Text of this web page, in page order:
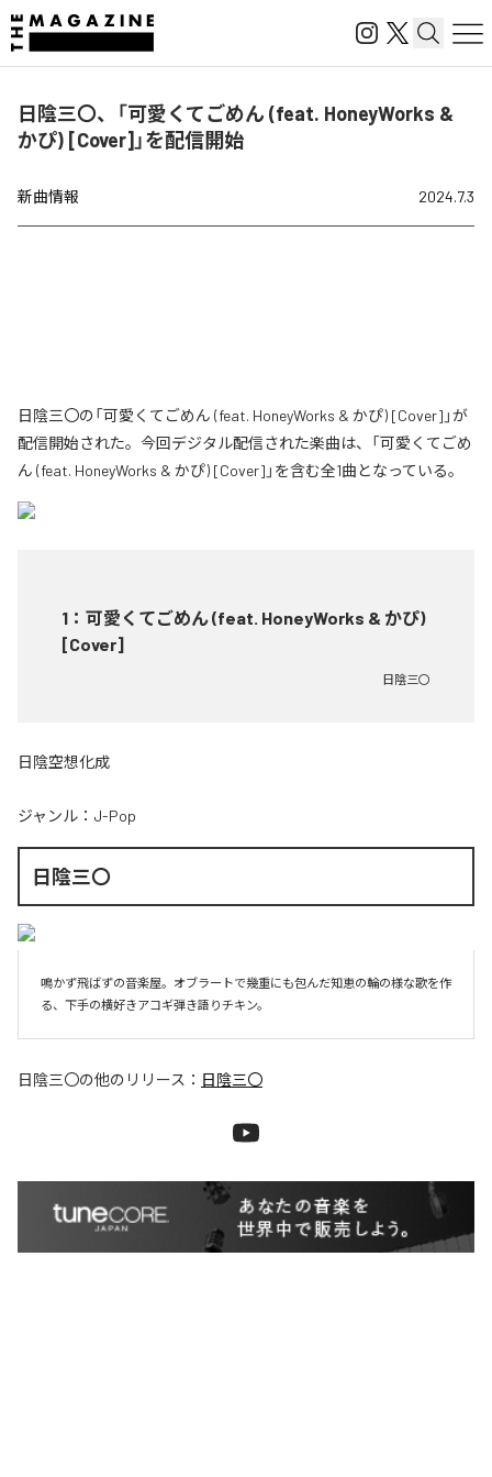
日陰三〇、「可愛くてごめん (feat. HoneyWorks &
かぴ) [Cover]」を配信開始
新曲情報 2024.7.3
日陰三〇の「可愛くてごめん (feat. HoneyWorks & かぴ) [Cover]」が
配信開始された。今回デジタル配信された楽曲は、「可愛くてごめ
ん (feat. HoneyWorks & かぴ) [Cover]」を含む全1曲となっている。
1 ： 可愛くてごめん (feat. HoneyWorks & かぴ)
[Cover]
日陰三〇
日陰空想化成
ジャンル： J-Pop
日陰三〇
鳴かず飛ばずの音楽屋。オブラートで幾重にも包んだ知恵の輪の様な歌を作
る、下手の横好きアコギ弾き語りチキン。
日陰三〇の他のリリース： 日陰三〇